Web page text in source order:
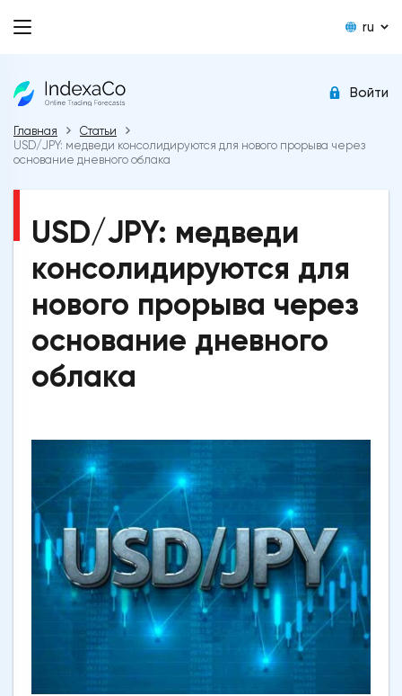
ru
Войти
Главная
Статьи
USD/JPY: медведи консолидируются для нового прорыва через
основание дневного облака
USD/JPY: медведи
консолидируются для
нового прорыва через
основание дневного
облака